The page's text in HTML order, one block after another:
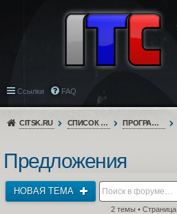
Ссылки FAQ
CITSK.RU СПИСОК ФОРУМОВ ПРОГРАММНОЕ ОБЕСПЕЧЕНИЕ
Предложения
НОВАЯ ТЕМА
2 темы • Страница